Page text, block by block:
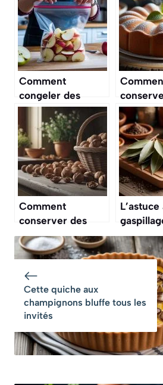
Comment
congeler des
pommes pour les
conserver plus
longtemps ?
gâteau
Comment
conserver des
noix fraîches plus
longtemps à la
maison ?
utiliser
de
vos
boissons
Cette quiche aux
champignons bluffe tous les
invités